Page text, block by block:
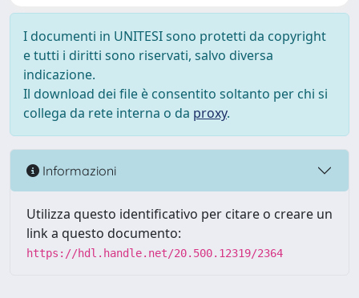
I documenti in UNITESI sono protetti da copyright
e tutti i diritti sono riservati, salvo diversa
indicazione.
Il download dei file è consentito soltanto per chi si
collega da rete interna o da proxy.
Informazioni
Utilizza questo identificativo per citare o creare un
link a questo documento:
https://hdl.handle.net/20.500.12319/2364